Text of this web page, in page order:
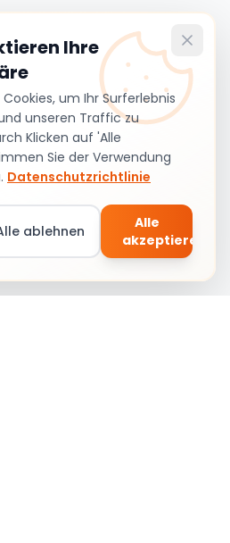
Ihre
um Ihr Surferlebnis
unseren Traffic zu
Klicken auf 'Alle
Sie der Verwendung
Datenschutzrichtlinie
ablehnen
Alle
akzeptieren